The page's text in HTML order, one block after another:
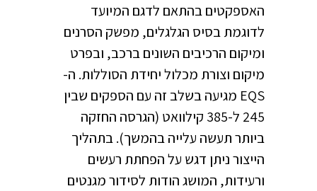
האספקטים בהתאם לדגם המיועד
לדוגמת בסיס הגלגלים, מפשק הסרנים
ומיקום הרכיבים השונים ברכב, ובפרט
מיקום וצורת מכלול יחידת הסוללות. ה-
EQS מגיעה בשלב זה עם הספקים שבין
245 ל-385 קילוואט (הגרסה החזקה
ביותר תעשה עלייה בהמשך). בתהליך
הייצור ניתן דגש על הפחתת רעשים
ורעידות, המושג הודות לסידור מגנטים